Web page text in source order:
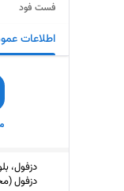
فست فود
اطلاعات
دزفول،
دزفول